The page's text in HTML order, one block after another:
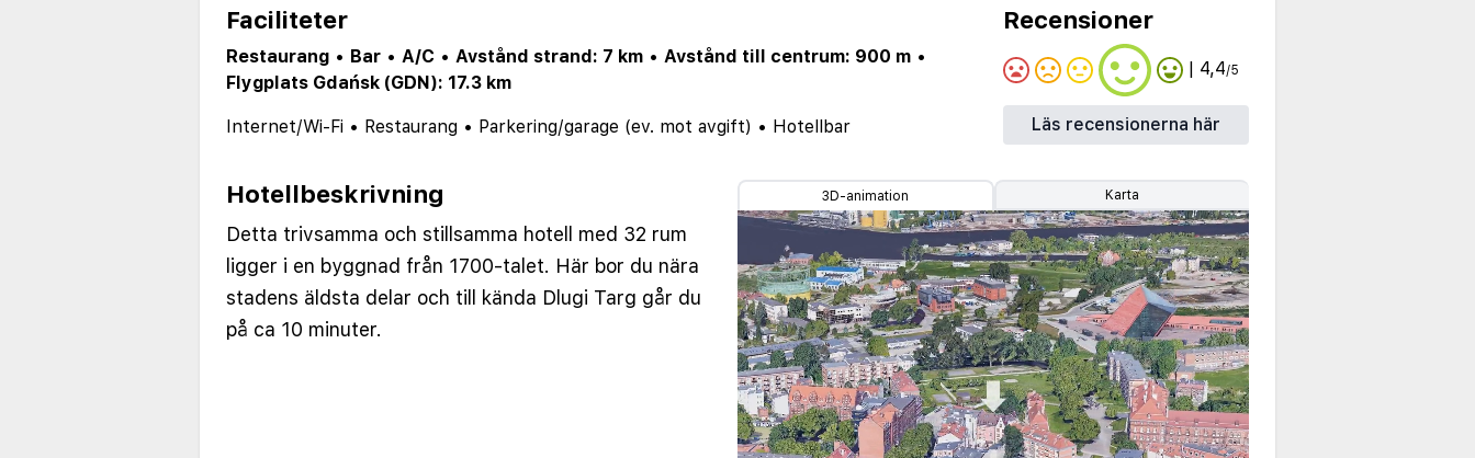
Faciliteter
Restaurang • Bar • A/C • Avstånd strand: 7 km • Avstånd till centrum: 900 m •
Flygplats Gdańsk (GDN): 17.3 km
Internet/Wi-Fi • Restaurang • Parkering/garage (ev. mot avgift) • Hotellbar
Recensioner
| 4,4/5
Läs recensionerna här
Hotellbeskrivning
Detta trivsamma och stillsamma hotell med 32 rum
ligger i en byggnad från 1700-talet. Här bor du nära
stadens äldsta delar och till kända Dlugi Targ går du
på ca 10 minuter.
3D-animation Karta